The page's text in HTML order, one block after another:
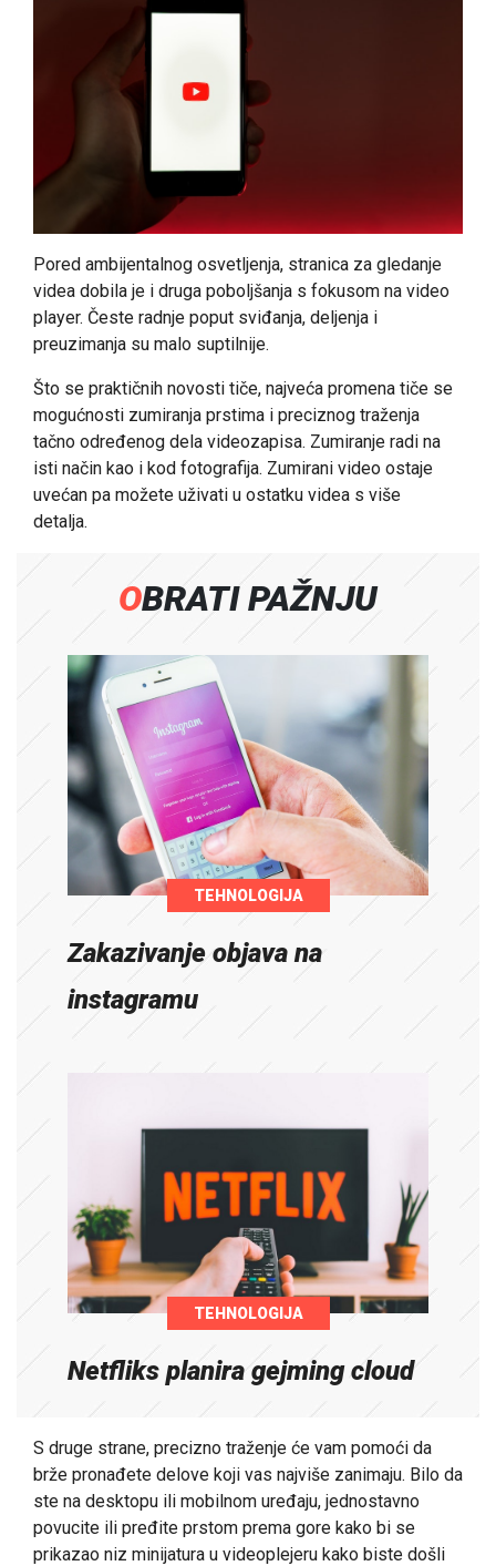
Pored ambijentalnog osvetljenja, stranica za gledanje
videa dobila je i druga poboljšanja s fokusom na video
player. Česte radnje poput sviđanja, deljenja i
preuzimanja su malo suptilnije.
Što se praktičnih novosti tiče, najveća promena tiče se
mogućnosti zumiranja prstima i preciznog traženja
tačno određenog dela videozapisa. Zumiranje radi na
isti način kao i kod fotografija. Zumirani video ostaje
uvećan pa možete uživati u ostatku videa s više
detalja.
OBRATI PAŽNJU
TEHNOLOGIJA
Zakazivanje objava na
instagramu
TEHNOLOGIJA
Netfliks planira gejming cloud
S druge strane, precizno traženje će vam pomoći da
brže pronađete delove koji vas najviše zanimaju. Bilo da
ste na desktopu ili mobilnom uređaju, jednostavno
povucite ili pređite prstom prema gore kako bi se
prikazao niz minijatura u videoplejeru kako biste došli